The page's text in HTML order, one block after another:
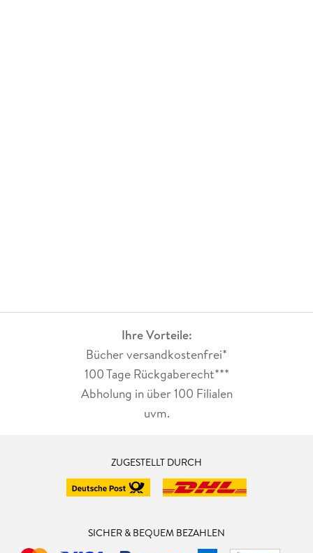
Ihre Vorteile:
Bücher versandkostenfrei*
100 Tage Rückgaberecht***
Abholung in über 100 Filialen
uvm.
ZUGESTELLT DURCH
SICHER & BEQUEM BEZAHLEN